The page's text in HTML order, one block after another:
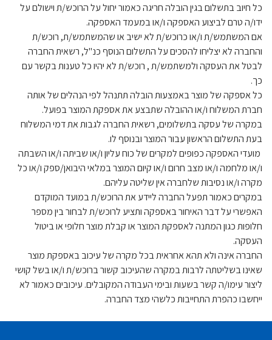
כל חיוב בתשלום בגין הובלה חריגה כאמור יחול על הרוכש/ת וישולם על
ידו/ה טרם לביצוע האספקה ו/או במעמד האספקה.
אם המשתמש/ת ו/או כרוכש/ת לא ישיב או שהמשתמש/ת, רוכש/ת
והחברה לא יצליחו להסכים על התשלום הנוסף כנ"ל, רשאית החברה
לבטל את העסקה ולמשתמש/ת , רוכש/ת לא יהיו כל טענות בקשר עם
כך.
כל אספקה של מוצר באמצעות הובלה תתנהל לפי הנהלים של אותה
חברת המשלוח ו/או ההובלה שתבצע את אספקת המוצר בפועל.
במקרה של עסקה בתשלומים, רשאית החברה לגבות את דמי המשלוח
בעת התשלום הראשון עבור המוצר ובנוסף לו.
מועדי האספקה כפופים למקרים של כוח עליון ו/או שביתה ו/או השבתה
ו/או מלחמה ו/או מצב חרום ו/או קיום המוצר במלאי היבואן/ספק ו/או כל
מקרה ו/או נסיבות שלחברה אין שליטה עליהם.
במקרים כאמור תפעל החברה ליידע את הרוכש/ת במועד המוקדם
האפשרי על דבר האיחור באספקה ותציע לרוכש/ת לבחור בין מספר
חלופות כגון המתנה לאספקת המוצר או קבלת מוצר חלופי או ביטול
העסקה.
החברה אינה ולא תהא אחראית בכל מקרה של עיכוב באספקת מוצר
שאינו בשליטתה לרבות במקרה שהעיכוב קשור ברוכש/ת ו/או בשל קושי
ליצור עימו/ה קשר בשעות ובימי העבודה המקובלים. עיכובים כאמור לא
ייחשבו כהפרת התחייבות כלשהי מצד החברה.